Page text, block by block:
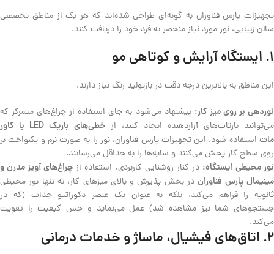
تجهیزات پارس فناوران به گونه‌ای طراحی شده‌اند که هر یک از مناطق تخصصی
سالن زیبایی، نور مورد نیاز منحصر به فرد خود را دریافت کنند.
۱. ایستگاه آرایش و کوتاهی مو
این مناطق به بالاترین درجه دقت در بازتولید رنگ نیاز دارند.
نوردهی بر روی میز کار: پیشنهاد می‌شود به جای استفاده از چراغ‌های متمرکز که
می‌توانند بازتاب‌های آزاردهنده ایجاد کنند، از
خطی‌های باریک LED با کاور
مات استفاده شود. این تجهیزات پارس فناوران، نور را به صورت نرم و یکنواخت بر
روی سطح کار پخش می‌کنند و سایه‌ها را به حداقل می‌رسانند.
نور محیطی ایستگاه: در کنار روشنایی کاربردی، استفاده از چراغ‌های آویز مدرن و
مینیمال پارس فناوراندر بخش پذیرش و بالای میزهای کار، نه تنها نور محیطی
ثانویه را فراهم می‌کند، بلکه به عنوان یک عنصر دکوراتیو جذاب (که در
جستجوهای شما نیز مشاهده شد) عمل می‌نماید و حس کیفیت را تقویت
می‌کند.
۲. اتاق‌های فیشیال، ماساژ و خدمات درمانی